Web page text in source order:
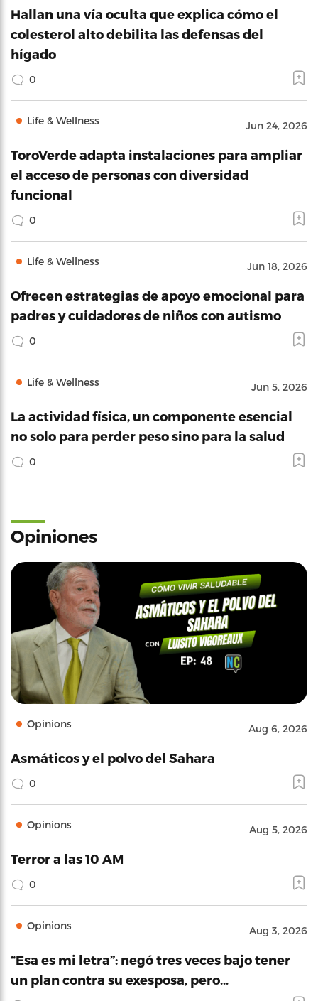
Hallan una vía oculta que explica cómo el
colesterol alto debilita las defensas del
hígado
0
Life & Wellness Jun 24, 2026
ToroVerde adapta instalaciones para ampliar
el acceso de personas con diversidad
funcional
0
Life & Wellness Jun 18, 2026
Ofrecen estrategias de apoyo emocional para
padres y cuidadores de niños con autismo
0
Life & Wellness Jun 5, 2026
La actividad física, un componente esencial
no solo para perder peso sino para la salud
0
Opiniones
Opinions Aug 6, 2026
Asmáticos y el polvo del Sahara
0
Opinions Aug 5, 2026
Terror a las 10 AM
0
Opinions Aug 3, 2026
“Esa es mi letra”: negó tres veces bajo tener
un plan contra su exesposa, pero…